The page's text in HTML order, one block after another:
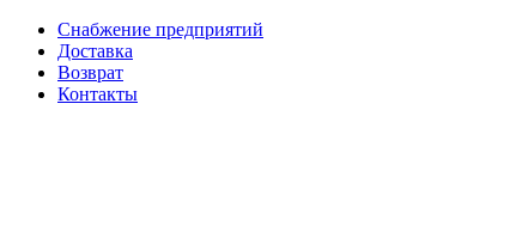
Снабжение предприятий
Доставка
Возврат
Контакты